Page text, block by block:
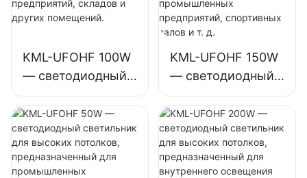
KML-UFOHF 100W
— светодиодный
светильник для
высоких
потолков,
предназначенный
для
KML-UFOHF 150W
— светодиодный
светильник для
высоких
потолков,
предназначенный
для внутреннего